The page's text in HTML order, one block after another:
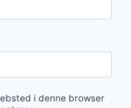
i denne browser